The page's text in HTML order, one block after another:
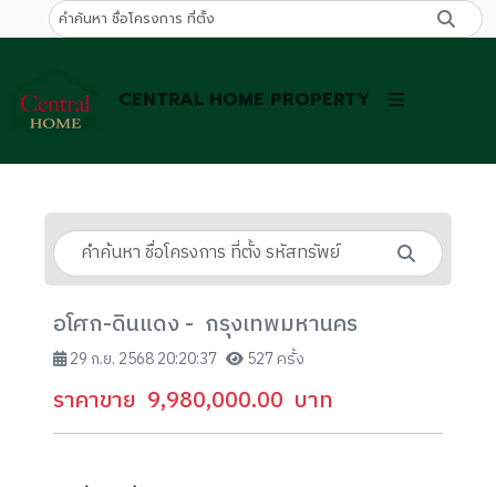
CENTRAL HOME PROPERTY
อโศก-ดินแดง - กรุงเทพมหานคร
29 ก.ย. 2568 20:20:37 527 ครั้ง
ราคาขาย 9,980,000.00 บาท